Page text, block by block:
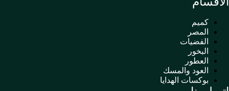
كميم
المصر
الفضيات
البخور
العطور
العود والمسك
بوكسات الهدايا